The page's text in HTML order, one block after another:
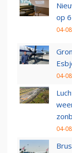
op
04-
04-
04-